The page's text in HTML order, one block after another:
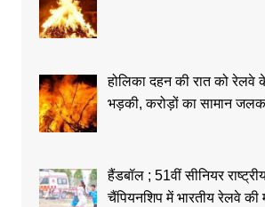
होलिका दहन की रात को रेलवे
भड़की, करोड़ों का सामान
हैंडबॉल ; 51वीं सीनियर
चैंपियनशिप में भारतीय रेलवे की